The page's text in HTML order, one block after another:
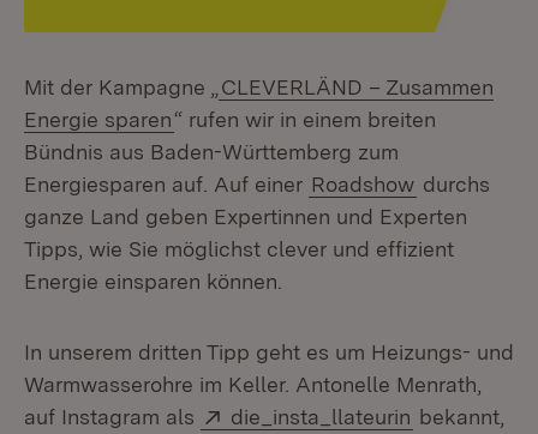
Mit der Kampagne „
CLEVERLÄND – Zusammen
Energie sparen“ rufen wir in einem breiten
Bündnis aus Baden-Württemberg zum
Energiesparen auf. Auf einer Roadshow durchs
ganze Land geben Expertinnen und Experten
Tipps, wie Sie möglichst clever und effizient
Energie einsparen können.
In unserem dritten Tipp geht es um Heizungs- und
Warmwasserohre im Keller. Antonelle Menrath,
auf Instagram als
Extern:
die_insta_llateurin (Öffnet in
bekannt,